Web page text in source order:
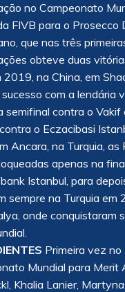
no Campeonato
FIVB para o Prosecco
que nas três
obteve duas
2019, na China, em
com a lendária
semifinal contra o Vakif
o Eczacibasi
Ancara, na Turquia, as
apenas na
Istanbul, para
sempre na Turquia em
onde conquistaram
Primeira vez no
Mundial para Merit
Khalia Lanier,